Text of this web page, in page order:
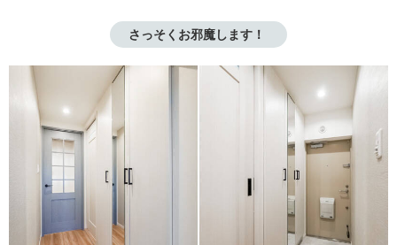
さっそくお邪魔します！